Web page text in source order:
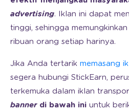
advertising. Iklan ini dapat
tinggi, sehingga
ribuan orang setiap harinya.
Jika Anda tertarik memasang
segera hubungi StickEarn,
terkemuka dalam iklan
bannerdi bawah ini untuk